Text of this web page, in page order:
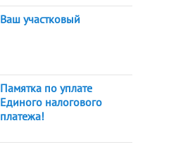
Ваш участковый
Памятка по уплате
Единого налогового
платежа!